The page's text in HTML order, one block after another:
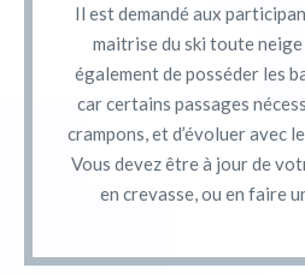
Il est demandé aux
maitrise du ski toute
également de posséder les
car certains passages
crampons, et d’évoluer avec
Vous devez être à jour de
en crevasse, ou en faire